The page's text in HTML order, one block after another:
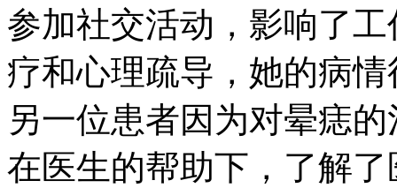
参加社交活动，影响了
疗和心理疏导，她的病
另一位患者因为对晕痣
在医生的帮助下，了解